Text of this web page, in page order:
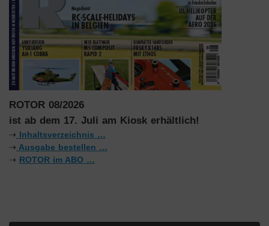
ROTOR 08/2026
ist ab dem 17. Juli am Kiosk erhältlich!
⇢ Inhaltsverzeichnis …
⇢ Ausgabe bestellen …
⇢ ROTOR im ABO …